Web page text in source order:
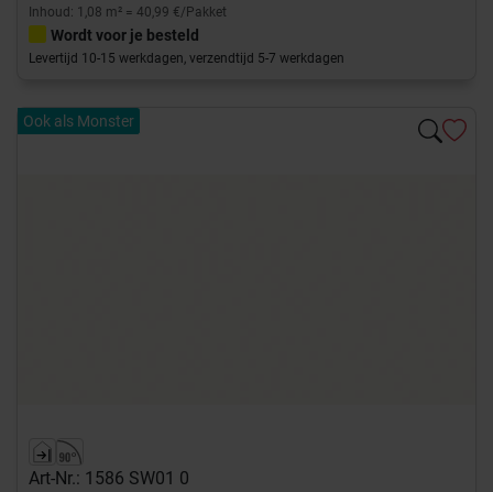
Inhoud: 1,08 m² = 40,99 €/Pakket
Wordt voor je besteld
Levertijd 10-15 werkdagen, verzendtijd 5-7 werkdagen
Ook als Monster
Art-Nr.: 1586 SW01 0